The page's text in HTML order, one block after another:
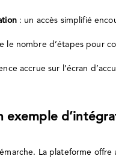
: un accès simplifié
le nombre d’étapes pour
accrue sur l’écran
exemple
La plateforme offre